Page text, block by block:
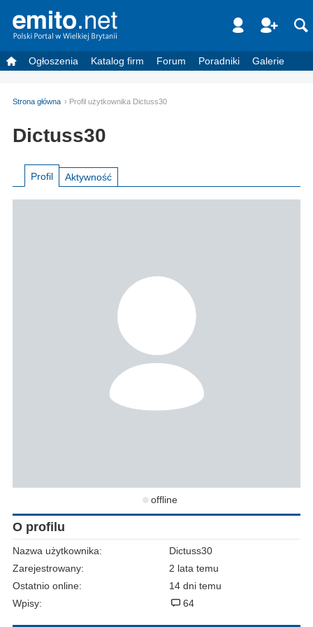
Ogłoszenia Katalog firm Forum Poradniki Galerie
Strona główna Profil użytkownika Dictuss30
Dictuss30
Profil Aktywność
offline
O profilu
Nazwa użytkownika:
Dictuss30
Zarejestrowany:
2 lata temu
Ostatnio online:
14 dni temu
Wpisy:
64